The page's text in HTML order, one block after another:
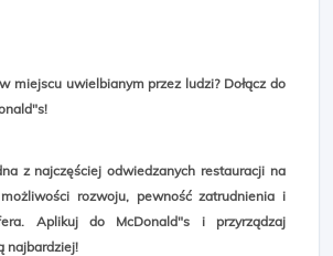
miejscu uwielbianym przez ludzi? Dołącz do
z najczęściej odwiedzanych restauracji na
rozwoju, pewność zatrudnienia i
Aplikuj do McDonald"s i przyrządzaj
najbardziej!